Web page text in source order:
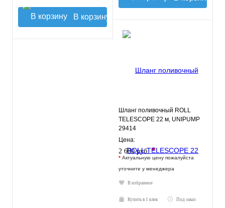
В корзину
Шланг поливочный ROLL
TELESCOPE 22 м, UNIPUMP
29414
Цена:
2 600 руб. *
* Актуальную цену пожалуйста
уточните у менеджера
В избранное
Купить в 1 клик Под заказ